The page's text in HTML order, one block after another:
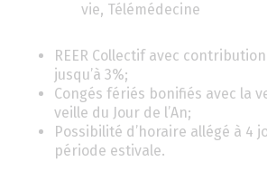
vie, Télémédecine
REER Collectif avec
jusqu’à 3%;
Congés fériés bonifiés avec la
veille du Jour de l’An;
Possibilité d’horaire allégé à 4
période estivale.